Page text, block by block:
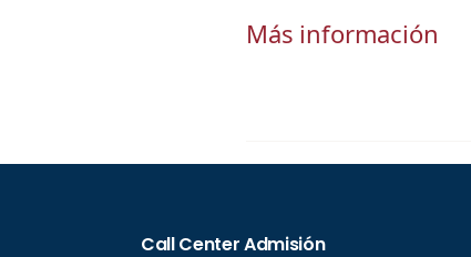
Más información